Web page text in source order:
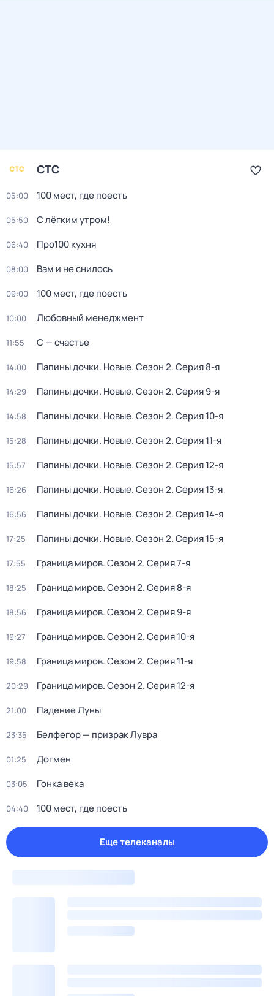
СТС
05:00 100 мест, где поесть
05:50 С лёгким утром!
06:40 Про100 кухня
08:00 Вам и не снилось
09:00 100 мест, где поесть
10:00 Любовный менеджмент
11:55 С — счастье
14:00 Папины дочки. Новые. Сезон 2. Серия 8-я
14:29 Папины дочки. Новые. Сезон 2. Серия 9-я
14:58 Папины дочки. Новые. Сезон 2. Серия 10-я
15:28 Папины дочки. Новые. Сезон 2. Серия 11-я
15:57 Папины дочки. Новые. Сезон 2. Серия 12-я
16:26 Папины дочки. Новые. Сезон 2. Серия 13-я
16:56 Папины дочки. Новые. Сезон 2. Серия 14-я
17:25 Папины дочки. Новые. Сезон 2. Серия 15-я
17:55 Граница миров. Сезон 2. Серия 7-я
18:25 Граница миров. Сезон 2. Серия 8-я
18:56 Граница миров. Сезон 2. Серия 9-я
19:27 Граница миров. Сезон 2. Серия 10-я
19:58 Граница миров. Сезон 2. Серия 11-я
20:29 Граница миров. Сезон 2. Серия 12-я
21:00 Падение Луны
23:35 Белфегор — призрак Лувра
01:25 Догмен
03:05 Гонка века
04:40 100 мест, где поесть
Еще телеканалы